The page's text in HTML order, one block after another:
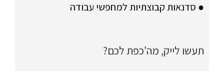
● סדנאות קבוצתיות למחפשי עבודה
תעשו לייק, מה’כפת לכם?